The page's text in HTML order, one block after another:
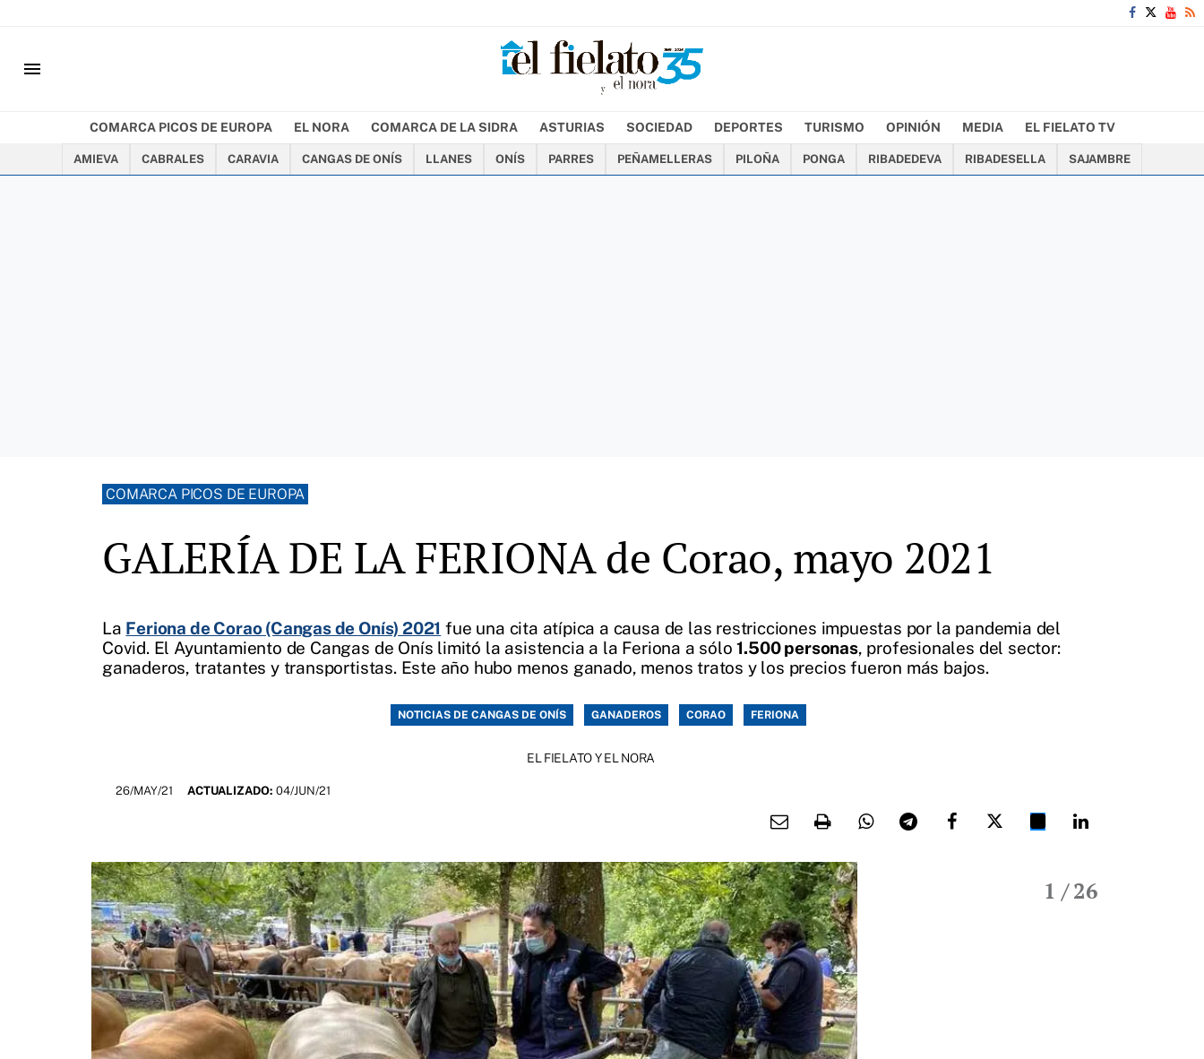
menu
COMARCA PICOS DE EUROPA EL NORA COMARCA DE LA SIDRA ASTURIAS SOCIEDAD DEPORTES TURISMO OPINIÓN MEDIA EL FIELATO TV
AMIEVA CABRALES CARAVIA CANGAS DE ONÍS LLANES ONÍS PARRES PEÑAMELLERAS PILOÑA PONGA RIBADEDEVA RIBADESELLA SAJAMBRE
COMARCA PICOS DE EUROPA
GALERÍA DE LA FERIONA de Corao, mayo 2021
La Feriona de Corao (Cangas de Onís) 2021 fue una cita atípica a causa de las restricciones impuestas por la pandemia del
Covid. El Ayuntamiento de Cangas de Onís limitó la asistencia a la Feriona a sólo1.500 personas, profesionales del sector:
ganaderos, tratantes y transportistas. Este año hubo menos ganado, menos tratos y los precios fueron más bajos.
NOTICIAS DE CANGAS DE ONÍS GANADEROS CORAO FERIONA
EL FIELATO Y EL NORA
26/MAY/21 ACTUALIZADO: 04/JUN/21
1 / 26